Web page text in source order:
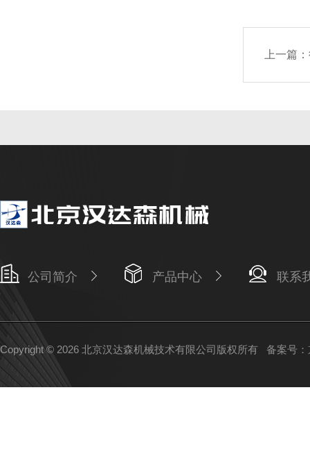
上一篇：
公司简介 产品中心 联系
Copyright © 2026 北京汉达森机械技术有限公司版权所有 备案号：